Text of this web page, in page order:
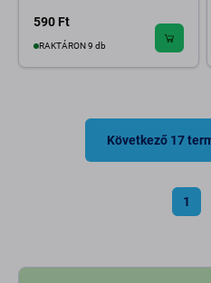
590 Ft
RAKTÁRON 9 db
Következő 17
1